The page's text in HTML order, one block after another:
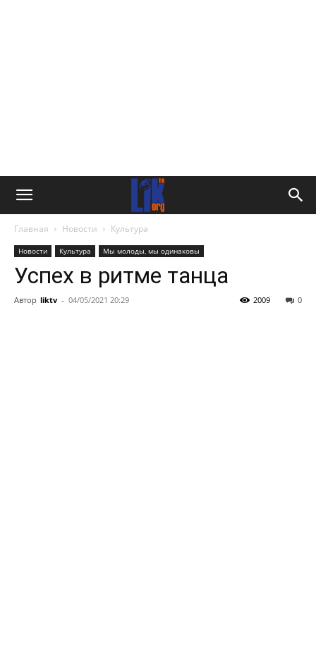
Главная Новости Культура
Новости Культура Мы молоды, мы одинаковы
Успех в ритме танца
Автор liktv - 04/05/2021 20:29 0
2009